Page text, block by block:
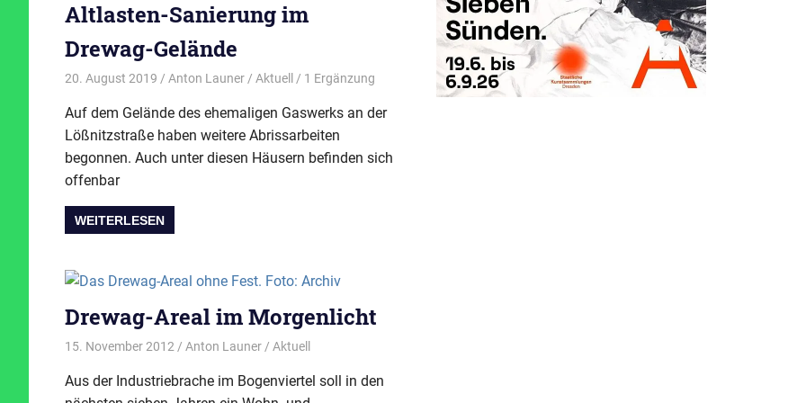
Altlasten-Sanierung im
Drewag-Gelände
20. August 2019 Anton Launer Aktuell / 1 Ergänzung
Auf dem Gelände des ehemaligen Gaswerks an der
Lößnitzstraße haben weitere Abrissarbeiten
begonnen. Auch unter diesen Häusern befinden sich
offenbar
WEITERLESEN
Drewag-Areal im Morgenlicht
15. November 2012 Anton Launer Aktuell
Aus der Industriebrache im Bogenviertel soll in den